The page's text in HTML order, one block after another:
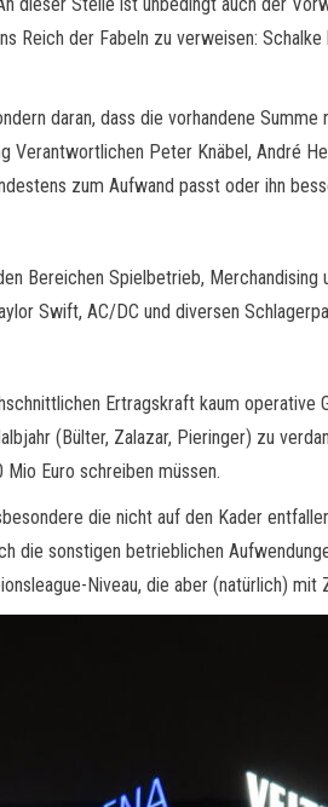
Reich der Fabeln zu verweisen:
daran, dass die vorhandene
Peter Knäbel, André
zum Aufwand passt oder ihn
Bereichen Spielbetrieb,
Swift, AC/DC und diversen
Ertragskraft kaum operative
(Bülter, Zalazar, Pieringer) zu
Euro schreiben müssen.
die nicht auf den Kader
die sonstigen betrieblichen
Niveau, die aber (natürlich) mit